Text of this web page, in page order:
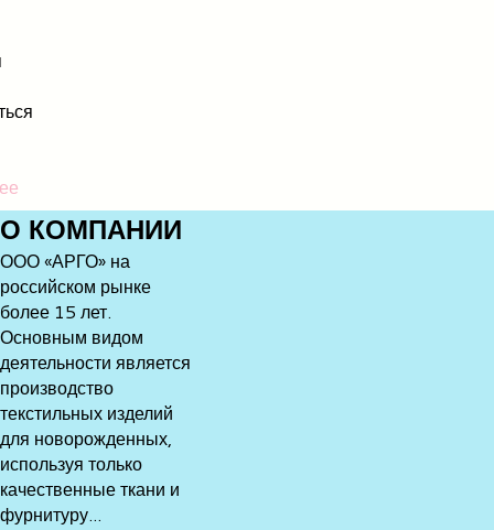
О КОМПАНИИ
ООО «АРГО» на
российском рынке
более 15 лет.
Основным видом
деятельности является
производство
текстильных изделий
для новорожденных,
используя только
качественные ткани и
фурнитуру...